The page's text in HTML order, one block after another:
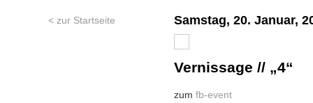
< zur Startseite Samstag, 20. Januar,
Vernissage // „4“
zum fb-event